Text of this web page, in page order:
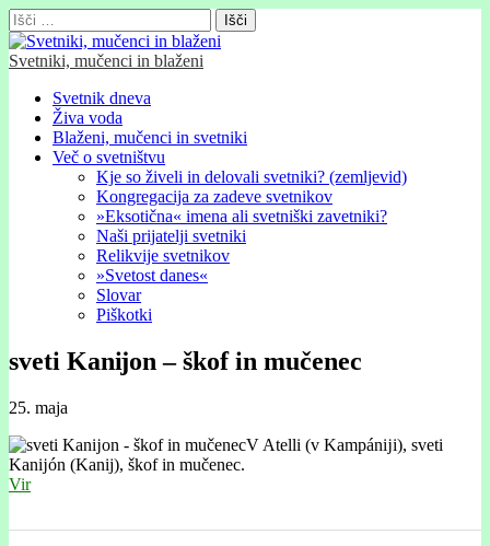
Išči:
Svetniki, mučenci in blaženi
Glavni
meni
Skip
content
Svetnik dneva
Živa voda
Blaženi, mučenci in svetniki
Več o svetništvu
Kje so živeli in delovali svetniki? (zemljevid)
Kongregacija za zadeve svetnikov
»Eksotična« imena ali svetniški zavetniki?
Naši prijatelji svetniki
Relikvije svetnikov
»Svetost danes«
Slovar
Piškotki
sveti Kanĳon – škof in mučenec
25. maja
V Atelli (v Kampánĳi), sveti
Kanĳón (Kanij), škof in mučenec.
Vir